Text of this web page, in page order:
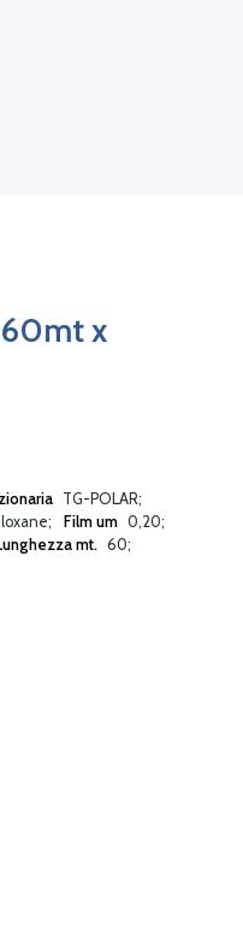
60mt x
TG-POLAR
Film um 0,20
mt.
60